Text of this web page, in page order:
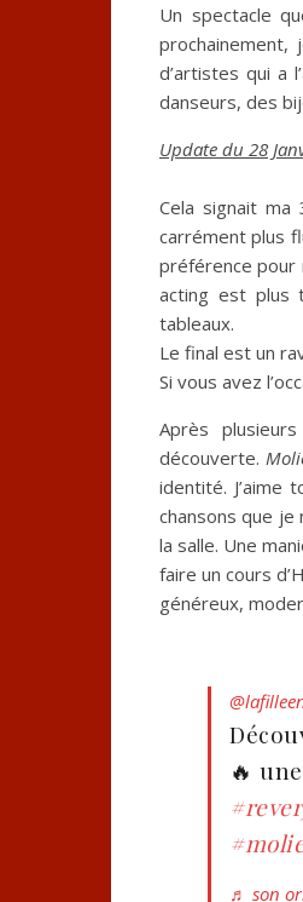
Un spectacle
d’artistes qui a
danseurs, des
Update du 28 J
Cela signait ma
carrément plus
préférence pour
acting est plus
tableaux.
Le final est un
Si vous avez
Après
découverte.
identité.
chansons que
la salle. Une
faire un cours
généreux,
🔥
♬ son